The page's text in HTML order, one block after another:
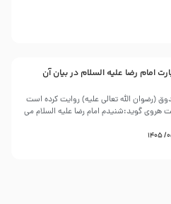
امام رضا علیه السلام در بیان آن
(رضوان الله تعالی علیه) روایت کرده است
هروی گوید:شنیدم امام رضا علیه السلام می